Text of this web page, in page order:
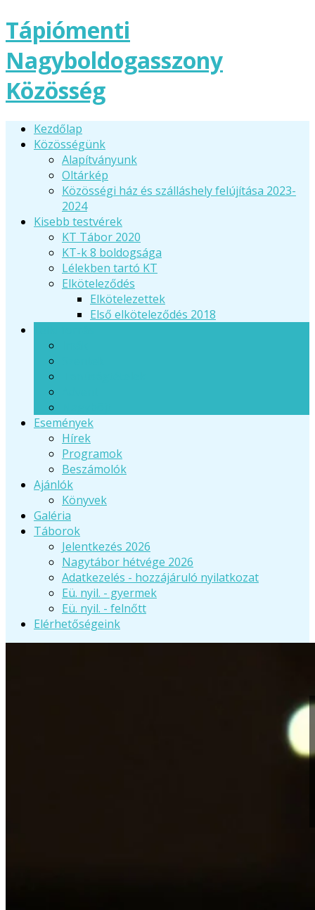
Tápiómenti
Nagyboldogasszony
Közösség
Kezdőlap
Közösségünk
Alapítványunk
Oltárkép
Közösségi ház és szálláshely felújítása 2023-
2024
Kisebb testvérek
KT Tábor 2020
KT-k 8 boldogsága
Lélekben tartó KT
Elköteleződés
Elkötelezettek
Első elköteleződés 2018
Események
Hírek
Programok
Beszámolók
Ajánlók
Könyvek
Galéria
Táborok
Jelentkezés 2026
Nagytábor hétvége 2026
Adatkezelés - hozzájáruló nyilatkozat
Eü. nyil. - gyermek
Eü. nyil. - felnőtt
Elérhetőségeink